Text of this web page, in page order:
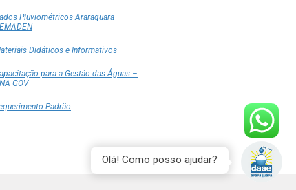
Pluviométricos Araraquara –
Didáticos e Informativos
para a Gestão das Águas –
GOV
Padrão
Olá! Como posso ajudar?